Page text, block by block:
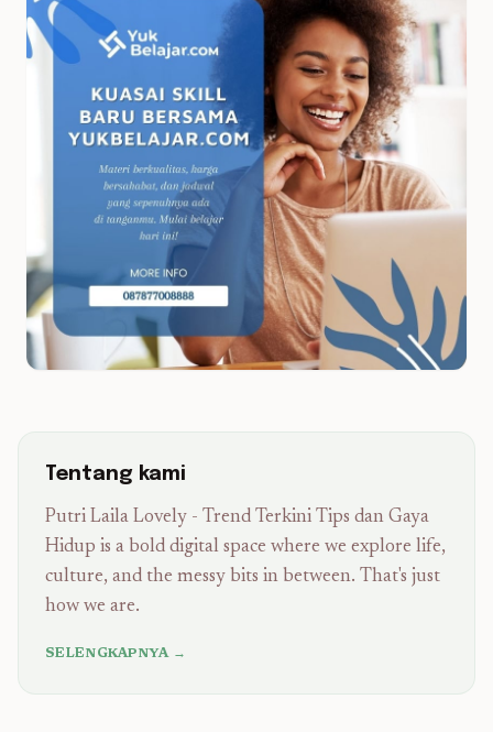
Tentang kami
Putri Laila Lovely - Trend Terkini Tips dan Gaya
Hidup is a bold digital space where we explore life,
culture, and the messy bits in between. That's just
how we are.
SELENGKAPNYA →